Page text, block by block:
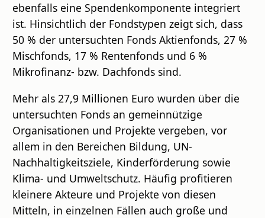
ebenfalls eine Spendenkomponente integriert
ist. Hinsichtlich der Fondstypen zeigt sich, dass
50 % der untersuchten Fonds Aktienfonds, 27 %
Mischfonds, 17 % Rentenfonds und 6 %
Mikrofinanz- bzw. Dachfonds sind.
Mehr als 27,9 Millionen Euro wurden über die
untersuchten Fonds an gemeinnützige
Organisationen und Projekte vergeben, vor
allem in den Bereichen Bildung, UN-
Nachhaltigkeitsziele, Kinderförderung sowie
Klima- und Umweltschutz. Häufig profitieren
kleinere Akteure und Projekte von diesen
Mitteln, in einzelnen Fällen auch große und